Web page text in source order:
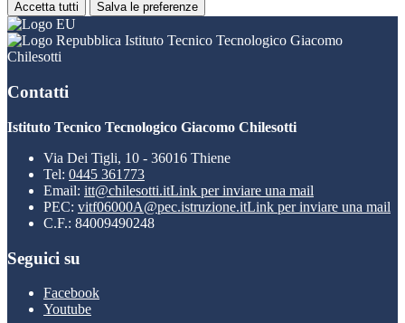
Accetta tutti Salva le preferenze
Istituto Tecnico Tecnologico Giacomo
Chilesotti
Contatti
Istituto Tecnico Tecnologico Giacomo Chilesotti
Via Dei Tigli, 10 - 36016 Thiene
Tel: 0445 361773
Email: itt@chilesotti.itLink per inviare una mail
PEC: vitf06000A@pec.istruzione.itLink per inviare una mail
C.F.: 84009490248
Seguici su
Facebook
Youtube